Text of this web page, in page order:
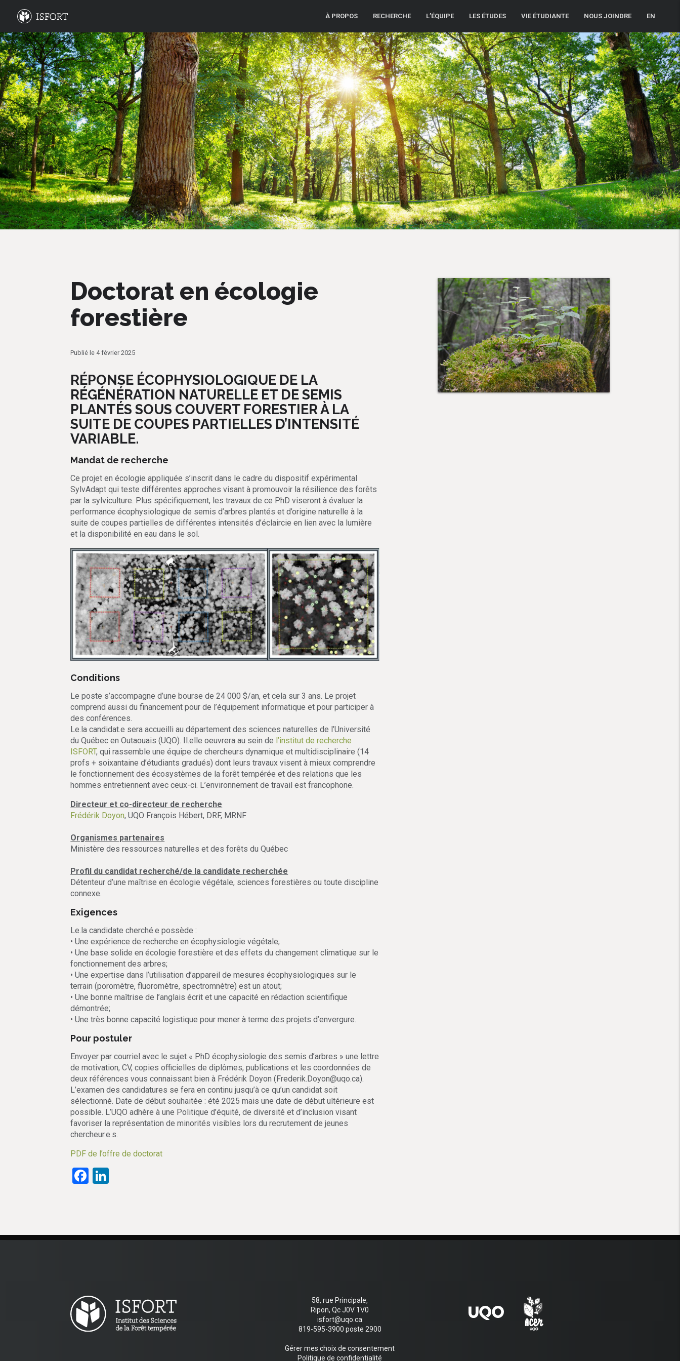
À PROPOS RECHERCHE L’ÉQUIPE LES ÉTUDES VIE ÉTUDIANTE NOUS JOINDRE EN
Doctorat en écologie
forestière
Publié le 4 février 2025
RÉPONSE ÉCOPHYSIOLOGIQUE DE LA
RÉGÉNÉRATION NATURELLE ET DE SEMIS
PLANTÉS SOUS COUVERT FORESTIER À LA
SUITE DE COUPES PARTIELLES D’INTENSITÉ
VARIABLE.
Mandat de recherche
Ce projet en écologie appliquée s’inscrit dans le cadre du dispositif expérimental
SylvAdapt qui teste différentes approches visant à promouvoir la résilience des forêts
par la sylviculture. Plus spécifiquement, les travaux de ce PhD viseront à évaluer la
performance écophysiologique de semis d’arbres plantés et d’origine naturelle à la
suite de coupes partielles de différentes intensités d’éclaircie en lien avec la lumière
et la disponibilité en eau dans le sol.
Conditions
Le poste s’accompagne d’une bourse de 24 000 $/an, et cela sur 3 ans. Le projet
comprend aussi du financement pour de l’équipement informatique et pour participer à
des conférences.
Le.la candidat.e sera accueilli au département des sciences naturelles de l’Université
du Québec en Outaouais (UQO). Il.elle oeuvrera au sein de l’institut de recherche
ISFORT, qui rassemble une équipe de chercheurs dynamique et multidisciplinaire (14
profs + soixantaine d’étudiants gradués) dont leurs travaux visent à mieux comprendre
le fonctionnement des écosystèmes de la forêt tempérée et des relations que les
hommes entretiennent avec ceux-ci. L’environnement de travail est francophone.
Directeur et co-directeur de recherche
Frédérik Doyon, UQO François Hébert, DRF, MRNF
Organismes partenaires
Ministère des ressources naturelles et des forêts du Québec
Profil du candidat recherché/de la candidate recherchée
Détenteur d’une maîtrise en écologie végétale, sciences forestières ou toute discipline
connexe.
Exigences
Le.la candidate cherché.e possède :
• Une expérience de recherche en écophysiologie végétale;
• Une base solide en écologie forestière et des effets du changement climatique sur le
fonctionnement des arbres;
• Une expertise dans l’utilisation d’appareil de mesures écophysiologiques sur le
terrain (poromètre, fluoromètre, spectromnètre) est un atout;
• Une bonne maîtrise de l’anglais écrit et une capacité en rédaction scientifique
démontrée;
• Une très bonne capacité logistique pour mener à terme des projets d’envergure.
Pour postuler
Envoyer par courriel avec le sujet « PhD écophysiologie des semis d’arbres » une lettre
de motivation, CV, copies officielles de diplômes, publications et les coordonnées de
deux références vous connaissant bien à Frédérik Doyon (Frederik.Doyon@uqo.ca).
L’examen des candidatures se fera en continu jusqu’à ce qu’un candidat soit
sélectionné. Date de début souhaitée : été 2025 mais une date de début ultérieure est
possible. L’UQO adhère à une Politique d’équité, de diversité et d’inclusion visant
favoriser la représentation de minorités visibles lors du recrutement de jeunes
chercheur.e.s.
PDF de l’offre de doctorat
Facebook
58, rue Principale,
Ripon, Qc J0V 1V0
isfort@uqo.ca
819-595-3900 poste 2900
Gérer mes choix de consentement
Politique de confidentialité